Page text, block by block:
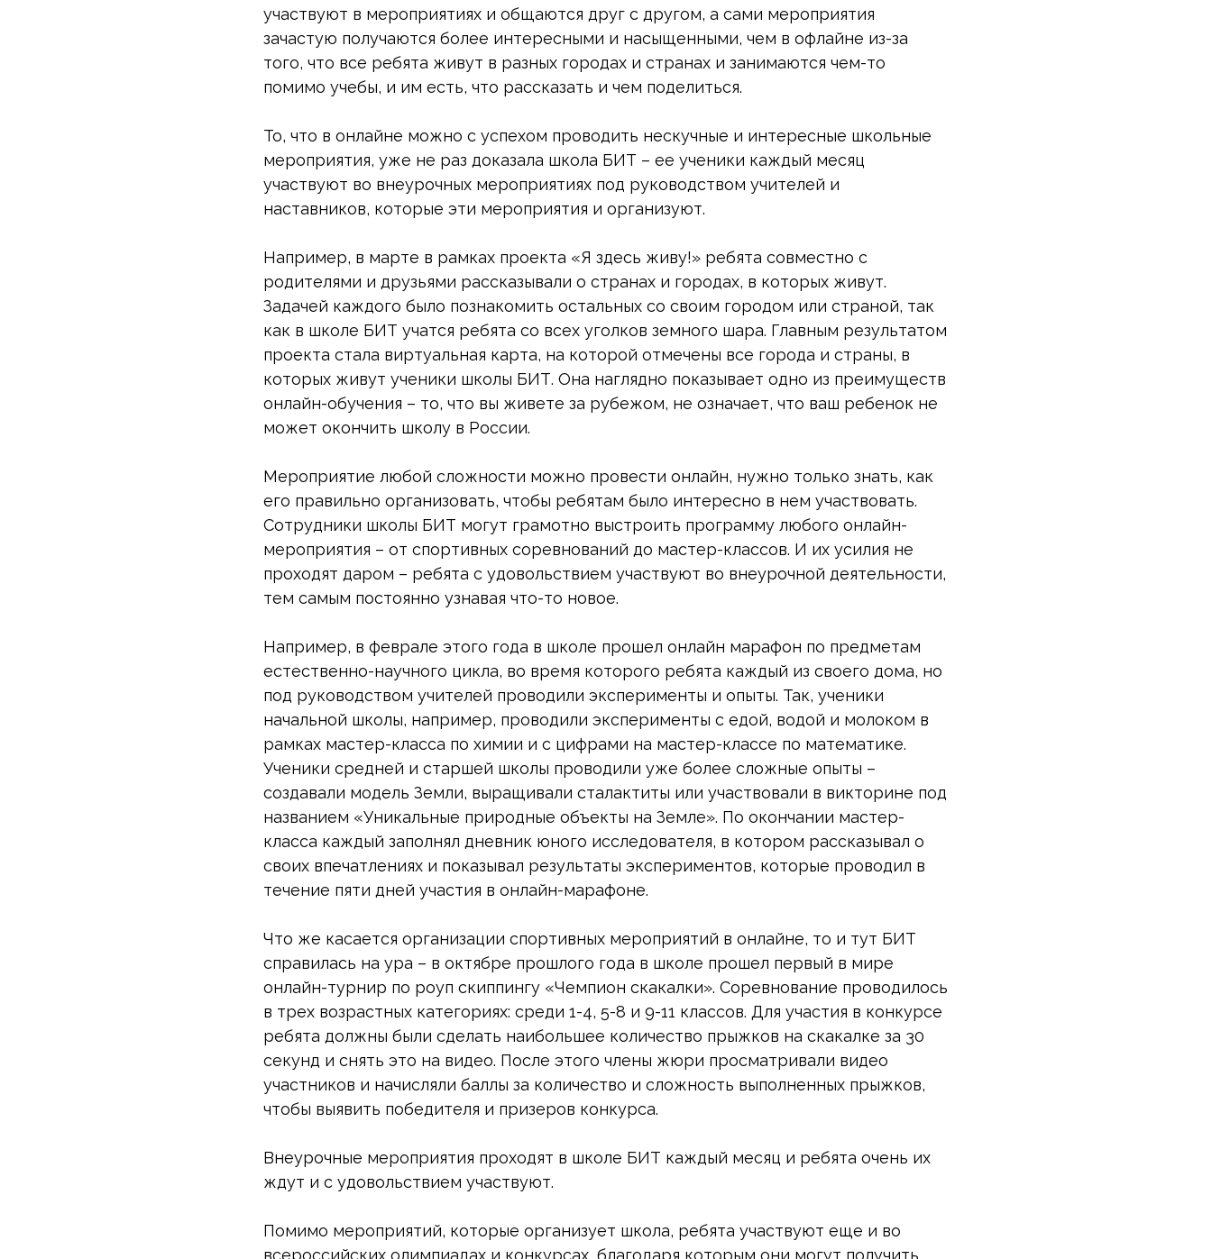
участвуют в мероприятиях и общаются друг с другом, а сами мероприятия
зачастую получаются более интересными и насыщенными, чем в офлайне из-за
того, что все ребята живут в разных городах и странах и занимаются чем-то
помимо учебы, и им есть, что рассказать и чем поделиться.
То, что в онлайне можно с успехом проводить нескучные и интересные школьные
мероприятия, уже не раз доказала школа БИТ – ее ученики каждый месяц
участвуют во внеурочных мероприятиях под руководством учителей и
наставников, которые эти мероприятия и организуют.
Например, в марте в рамках проекта «Я здесь живу!» ребята совместно с
родителями и друзьями рассказывали о странах и городах, в которых живут.
Задачей каждого было познакомить остальных со своим городом или страной, так
как в школе БИТ учатся ребята со всех уголков земного шара. Главным результатом
проекта стала виртуальная карта, на которой отмечены все города и страны, в
которых живут ученики школы БИТ. Она наглядно показывает одно из преимуществ
онлайн-обучения – то, что вы живете за рубежом, не означает, что ваш ребенок не
может окончить школу в России.
Мероприятие любой сложности можно провести онлайн, нужно только знать, как
его правильно организовать, чтобы ребятам было интересно в нем участвовать.
Сотрудники школы БИТ могут грамотно выстроить программу любого онлайн-
мероприятия – от спортивных соревнований до мастер-классов. И их усилия не
проходят даром – ребята с удовольствием участвуют во внеурочной деятельности,
тем самым постоянно узнавая что-то новое.
Например, в феврале этого года в школе прошел онлайн марафон по предметам
естественно-научного цикла, во время которого ребята каждый из своего дома, но
под руководством учителей проводили эксперименты и опыты. Так, ученики
начальной школы, например, проводили эксперименты с едой, водой и молоком в
рамках мастер-класса по химии и с цифрами на мастер-классе по математике.
Ученики средней и старшей школы проводили уже более сложные опыты –
создавали модель Земли, выращивали сталактиты или участвовали в викторине под
названием «Уникальные природные объекты на Земле». По окончании мастер-
класса каждый заполнял дневник юного исследователя, в котором рассказывал о
своих впечатлениях и показывал результаты экспериментов, которые проводил в
течение пяти дней участия в онлайн-марафоне.
Что же касается организации спортивных мероприятий в онлайне, то и тут БИТ
справилась на ура – в октябре прошлого года в школе прошел первый в мире
онлайн-турнир по роуп скиппингу «Чемпион скакалки». Соревнование проводилось
в трех возрастных категориях: среди 1-4, 5-8 и 9-11 классов. Для участия в конкурсе
ребята должны были сделать наибольшее количество прыжков на скакалке за 30
секунд и снять это на видео. После этого члены жюри просматривали видео
участников и начисляли баллы за количество и сложность выполненных прыжков,
чтобы выявить победителя и призеров конкурса.
Внеурочные мероприятия проходят в школе БИТ каждый месяц и ребята очень их
ждут и с удовольствием участвуют.
Помимо мероприятий, которые организует школа, ребята участвуют еще и во
всероссийских олимпиадах и конкурсах, благодаря которым они могут получить